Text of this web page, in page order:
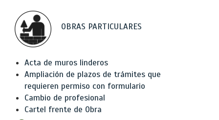
OBRAS PARTICULARES
Acta de muros linderos
Ampliación de plazos de trámites que
requieren permiso con formulario
Cambio de profesional
Cartel frente de Obra